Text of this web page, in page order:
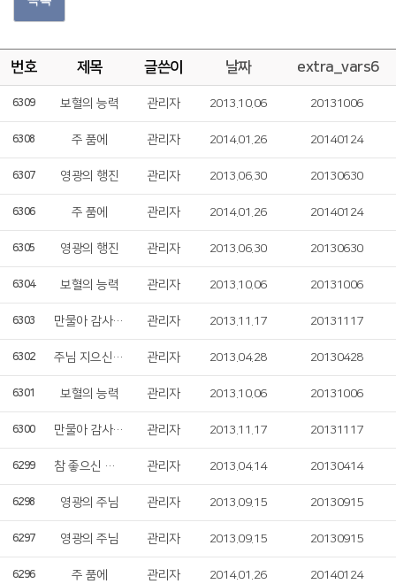
번호 제목 글쓴이 날짜 extra_vars6
6309 보혈의 능력 관리자 2013.10.06 20131006
6308 주 품에 관리자 2014.01.26 20140124
6307 영광의 행진 관리자 2013.06.30 20130630
6306 주 품에 관리자 2014.01.26 20140124
6305 영광의 행진 관리자 2013.06.30 20130630
6304 보혈의 능력 관리자 2013.10.06 20131006
6303 만물아 감사 찬송 부르자 관리자 2013.11.17 20131117
6302 주님 지으신 솜씨 관리자 2013.04.28 20130428
6301 보혈의 능력 관리자 2013.10.06 20131006
6300 만물아 감사 찬송 부르자 관리자 2013.11.17 20131117
6299 참 좋으신 주님 관리자 2013.04.14 20130414
6298 영광의 주님 관리자 2013.09.15 20130915
6297 영광의 주님 관리자 2013.09.15 20130915
6296 주 품에 관리자 2014.01.26 20140124